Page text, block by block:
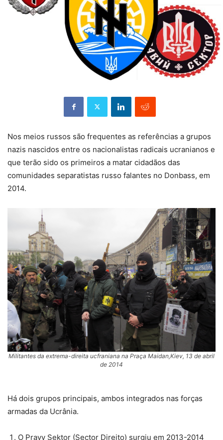
Nos meios russos são frequentes as referências a grupos
nazis nascidos entre os nacionalistas radicais ucranianos e
que terão sido os primeiros a matar cidadãos das
comunidades separatistas russo falantes no Donbass, em
2014.
Militantes da extrema-direita ucfraniana na Praça Maidan,Kiev, 13 de abril
de 2014
Há dois grupos principais, ambos integrados nas forças
armadas da Ucrânia.
O Pravy Sektor (Sector Direito) surgiu em 2013-2014